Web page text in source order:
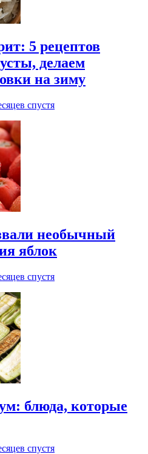
5 рецептов
делаем
на зиму
спустя
необычный
яблок
спустя
блюда, которые
спустя